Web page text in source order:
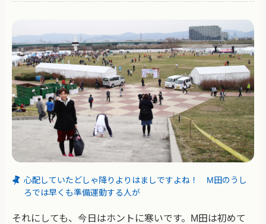
心配していたどしゃ降りよりはましですよね！ M田のうし
ろでは早くも準備運動する人が
それにしても、今日はホントに寒いです。M田は初めて